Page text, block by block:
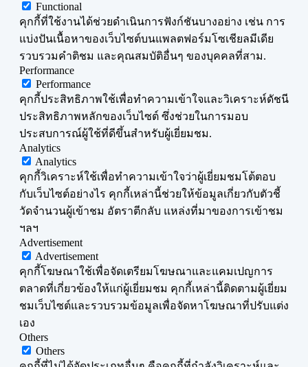
Functional
คุกกี้ที่ใช้งานได้ช่วยดำเนินการฟังก์ชันบางอย่าง เช่น การ
แบ่งปันเนื้อหาของเว็บไซต์บนแพลตฟอร์มโซเชียลมีเดีย
รวบรวมคำติชม และคุณสมบัติอื่นๆ ของบุคคลที่สาม.
Performance
Performance
คุกกี้ประสิทธิภาพใช้เพื่อทำความเข้าใจและวิเคราะห์ดัชนี
ประสิทธิภาพหลักของเว็บไซต์ ซึ่งช่วยในการมอบ
ประสบการณ์ผู้ใช้ที่ดีขึ้นสำหรับผู้เยี่ยมชม.
Analytics
Analytics
คุกกี้วิเคราะห์ใช้เพื่อทำความเข้าใจว่าผู้เยี่ยมชมโต้ตอบ
กับเว็บไซต์อย่างไร คุกกี้เหล่านี้ช่วยให้ข้อมูลเกี่ยวกับตัวชี้
วัดจำนวนผู้เข้าชม อัตราตีกลับ แหล่งที่มาของการเข้าชม
ฯลฯ
Advertisement
Advertisement
คุกกี้โฆษณาใช้เพื่อจัดเตรียมโฆษณาและแคมเปญการ
ตลาดที่เกี่ยวข้องให้แก่ผู้เยี่ยมชม คุกกี้เหล่านี้ติดตามผู้เยี่ยม
ชมเว็บไซต์และรวบรวมข้อมูลเพื่อจัดหาโฆษณาที่ปรับแต่ง
เอง
Others
Others